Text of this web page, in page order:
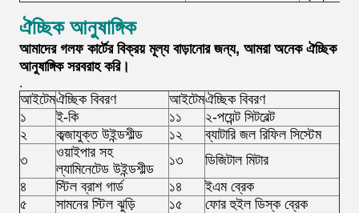
ঐচ্ছিক আনুষাঙ্গিক
আমাদের গলফ কার্টের বিক্রয় মূল্য বাড়ানোর জন্য, আমরা অনেক ঐচ্ছিক
আনুষাঙ্গিক সরবরাহ করি।
.
আইটেমঐচ্ছিক বিবরণ আইটেমঐচ্ছিক বিবরণ
১
ই-কি ১১
২-পয়েন্ট সিটবেল্ট
২
কব্জাযুক্ত উইন্ডশীল্ড ১২
ব্যাটারি জল রিফিল সিস্টেম
৩
ওয়াইপার সহ
ল্যামিনেটেড উইন্ডশীল্ড
১৩
ডিজিটাল মিটার
৪
স্টিল ব্রাশ গার্ড ১৪
ইএম ব্রেক
৫
সামনের স্টিল ঝুড়ি ১৫
ফোর হুইল ডিস্ক ব্রেক